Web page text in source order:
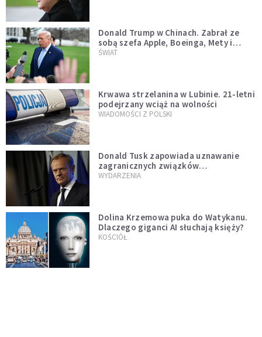
Donald Trump w Chinach. Zabrał ze
sobą szefa Apple, Boeinga, Mety i
Muska
ŚWIAT
Krwawa strzelanina w Lubinie. 21-letni
podejrzany wciąż na wolności
WIADOMOŚCI Z POLSKI
Donald Tusk zapowiada uznawanie
zagranicznych związków
jednopłciowych. "Państwo oblało ten
WYDARZENIA
Dolina Krzemowa puka do Watykanu.
Dlaczego giganci AI słuchają księży?
KOŚCIÓŁ